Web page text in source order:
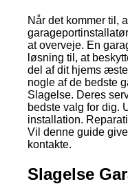
Når det kommer til,
at overveje. En
løsning til, at
del af dit hjems
nogle af de bedste
Slagelse. Deres
bedste valg for dig.
installation.
Vil denne guide
kontakte.
Slagelse